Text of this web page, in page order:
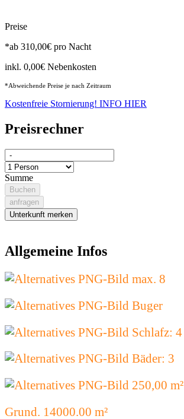
Preise
*ab 310,00€ pro Nacht
inkl. 0,00€ Nebenkosten
*Abweichende Preise je nach Zeitraum
Kostenfreie Stornierung! INFO HIER
Preisrechner
Summe
Buchen
anfragen
Unterkunft merken
Allgemeine Infos
max. 8
Buger
Schlafz: 4
Bäder: 3
250,00 m²
Grund. 14000.00 m²